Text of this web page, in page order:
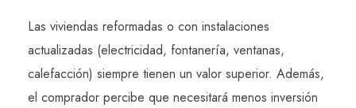
Las viviendas reformadas o con instalaciones
actualizadas (electricidad, fontanería, ventanas,
calefacción) siempre tienen un valor superior. Además,
el comprador percibe que necesitará menos inversión